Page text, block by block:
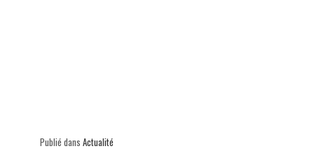
Publié dans Actualité